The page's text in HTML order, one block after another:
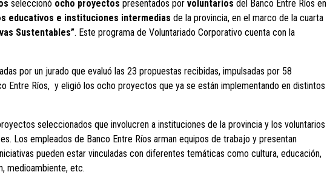
seleccionó ocho proyectos presentados por voluntarios del Banco Entre Ríos en
educativos e instituciones intermedias de la provincia, en el marco de la cuarta
Sustentables”. Este programa de Voluntariado Corporativo cuenta con la
por un jurado que evaluó las 23 propuestas recibidas, impulsadas por 58
Entre Ríos, y eligió los ocho proyectos que ya se están implementando en distintos
seleccionados que involucren a instituciones de la provincia y los voluntarios
Los empleados de Banco Entre Ríos arman equipos de trabajo y presentan
pueden estar vinculadas con diferentes temáticas como cultura, educación,
medioambiente, etc.